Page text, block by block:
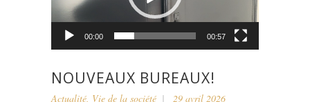
00:00 00:57
NOUVEAUX BUREAUX!
Actualité Vie de la société 29 avril 2026